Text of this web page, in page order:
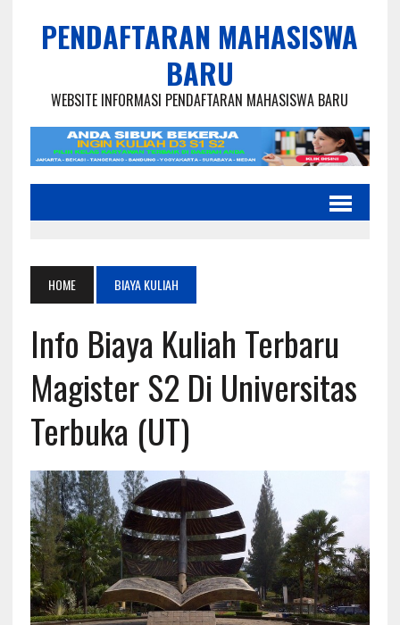
PENDAFTARAN MAHASISWA
BARU
WEBSITE INFORMASI PENDAFTARAN MAHASISWA BARU
HOME BIAYA KULIAH
Info Biaya Kuliah Terbaru
Magister S2 Di Universitas
Terbuka (UT)